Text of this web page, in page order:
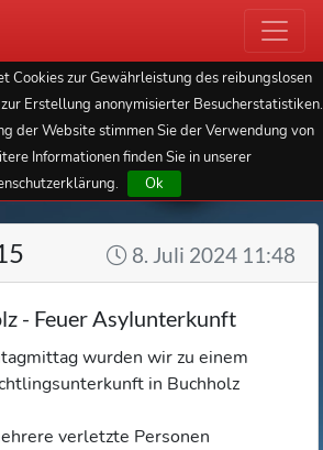
Cookies zur Gewährleistung des reibungslosen
Erstellung anonymisierter Besucherstatistiken.
der Website stimmen Sie der Verwendung von
Informationen finden Sie in unserer
Ok
8. Juli 2024 11:48
- Feuer Asylunterkunft
wurden wir zu einem
in Buchholz
verletzte Personen